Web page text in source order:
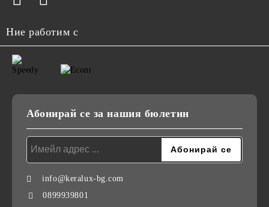
Ние работим с
Абонирай се за нашия бюлетин
info@keralux-bg.com
0899939801